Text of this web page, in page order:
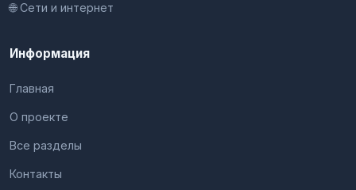
🌐 Сети и интернет
Информация
Главная
О проекте
Все разделы
Контакты